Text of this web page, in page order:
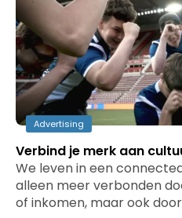
Advertising
Verbind je merk aan
We leven in een
alleen meer verbonden
of inkomen, maar ook